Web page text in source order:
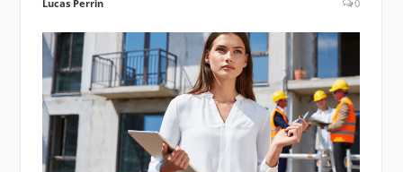
Lucas Perrin 0